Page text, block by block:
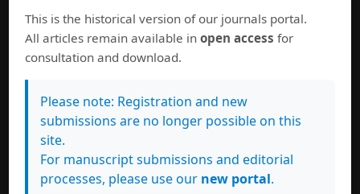
This is the historical version of our journals portal.
All articles remain available inopen access for
consultation and download.
Please note: Registration and new
submissions are no longer possible on this
site.
For manuscript submissions and editorial
processes, please use our new portal.